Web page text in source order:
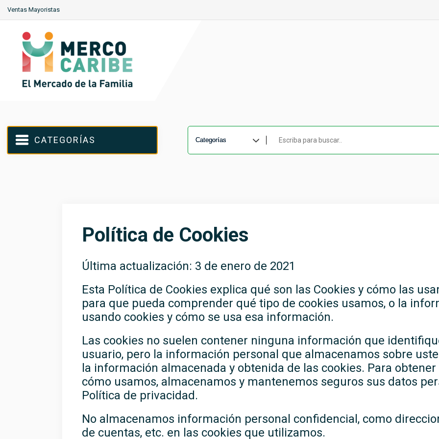
Ventas Mayoristas
CATEGORÍAS
Política de Cookies
Última actualización: 3 de enero de 2021
Esta Política de Cookies explica qué son las Cookies y cómo las
para que pueda comprender qué tipo de cookies usamos, o la
usando cookies y cómo se usa esa información.
Las cookies no suelen contener ninguna información que
usuario, pero la información personal que almacenamos sobre
la información almacenada y obtenida de las cookies. Para
cómo usamos, almacenamos y mantenemos seguros sus datos
Política de privacidad.
No almacenamos información personal confidencial, como
de cuentas, etc. en las cookies que utilizamos.